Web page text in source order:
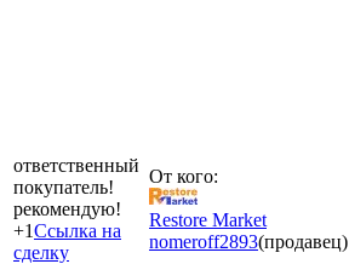
ответственный
покупатель!
рекомендую!
+1Ссылка на
сделку
От кого:
Restore Market
nomeroff2893(продавец)